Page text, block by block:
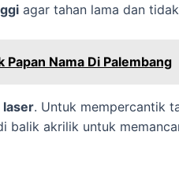
agar tahan lama dan
Nama Di Palembang
laser. Untuk mempercantik
balik akrilik untuk